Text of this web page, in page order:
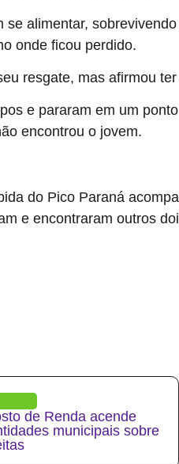
alimentar,
onde ficou perdido.
resgate, mas afirmou
e pararam em um
encontrou o jovem.
do Pico Paraná
e encontraram outros
de Renda acende
municipais sobre